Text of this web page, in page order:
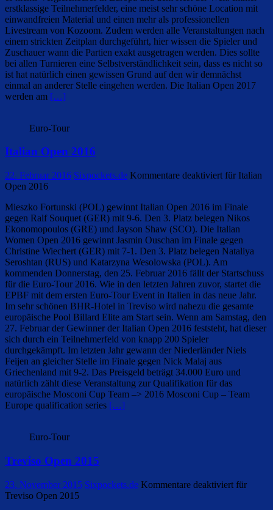
erstklassige Teilnehmerfelder, eine meist sehr schöne Location mit
einwandfreien Material und einen mehr als professionellen
Livestream von Kozoom. Zudem werden alle Veranstaltungen nach
einem strickten Zeitplan durchgeführt, hier wissen die Spieler und
Zuschauer wann die Partien exakt ausgetragen werden. Dies sollte
bei allen Turnieren eine Selbstverständlichkeit sein, dass es nicht so
ist hat natürlich einen gewissen Grund auf den wir demnächst
einmal an anderer Stelle eingehen werden. Die Italian Open 2017
werden am […]
Euro-Tour
Italian Open 2016
22. Februar 2016 Sixpockets.de Kommentare deaktiviert für Italian
Open 2016
Mieszko Fortunski (POL) gewinnt Italian Open 2016 im Finale
gegen Ralf Souquet (GER) mit 9-6. Den 3. Platz belegen Nikos
Ekonomopoulos (GRE) und Jayson Shaw (SCO). Die Italian
Women Open 2016 gewinnt Jasmin Ouschan im Finale gegen
Christine Wiechert (GER) mit 7-1. Den 3. Platz belegen Nataliya
Seroshtan (RUS) und Katarzyna Wesolowska (POL). Am
kommenden Donnerstag, den 25. Februar 2016 fällt der Startschuss
für die Euro-Tour 2016. Wie in den letzten Jahren zuvor, startet die
EPBF mit dem ersten Euro-Tour Event in Italien in das neue Jahr.
Im sehr schönen BHR-Hotel in Treviso wird nahezu die gesamte
europäische Pool Billard Elite am Start sein. Wenn am Samstag, den
27. Februar der Gewinner der Italian Open 2016 feststeht, hat dieser
sich durch ein Teilnehmerfeld von knapp 200 Spieler
durchgekämpft. Im letzten Jahr gewann der Niederländer Niels
Feijen an gleicher Stelle im Finale gegen Nick Malaj aus
Griechenland mit 9-2. Das Preisgeld beträgt 34.000 Euro und
natürlich zählt diese Veranstaltung zur Qualifikation für das
europäische Mosconi Cup Team –> 2016 Mosconi Cup – Team
Europe qualification series […]
Euro-Tour
Treviso Open 2015
23. November 2015 Sixpockets.de Kommentare deaktiviert für
Treviso Open 2015